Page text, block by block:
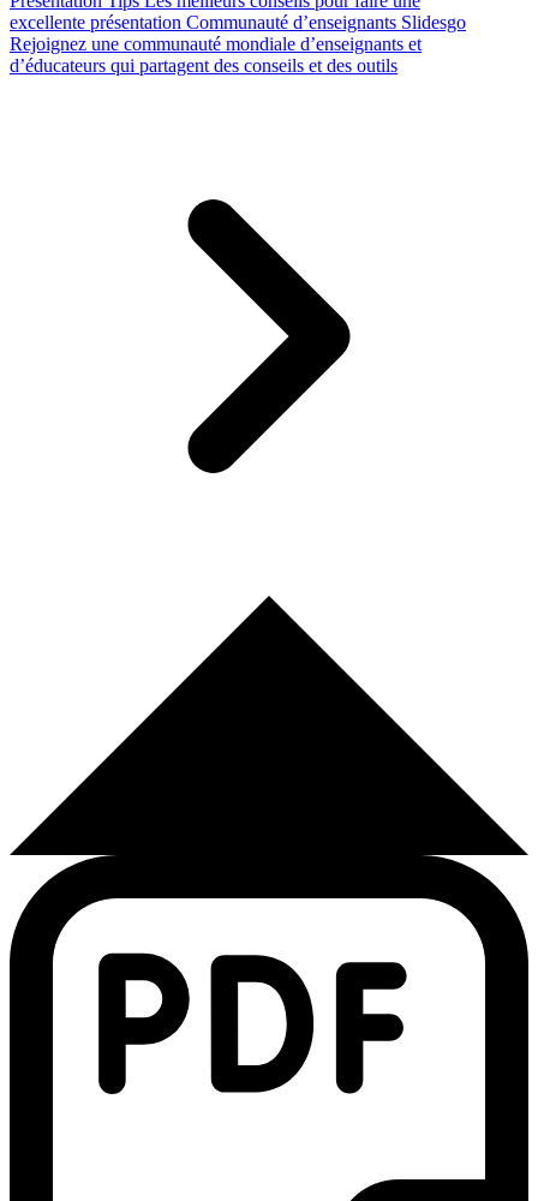
excellente présentation Communauté d’enseignants Slidesgo
Rejoignez une communauté mondiale d’enseignants et
d’éducateurs qui partagent des conseils et des outils